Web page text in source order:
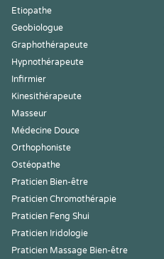
Etiopathe
Geobiologue
Graphothérapeute
Hypnothérapeute
Infirmier
Kinesithérapeute
Masseur
Médecine Douce
Orthophoniste
Ostéopathe
Praticien Bien-être
Praticien Chromothérapie
Praticien Feng Shui
Praticien Iridologie
Praticien Massage Bien-être